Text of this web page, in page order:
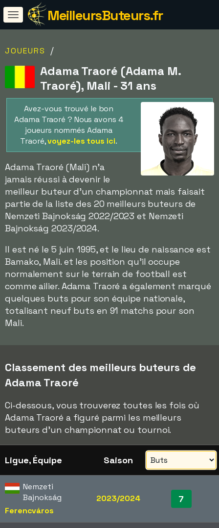
MeilleursButeurs.fr
JOUEURS /
Adama Traoré (Adama M.
Traoré), Mali - 31 ans
Avez-vous trouvé le bon
Adama Traoré ? Nous avons 4
joueurs nommés Adama
Traoré,voyez-les tous ici.
Adama Traoré (Mali) n'a
jamais réussi à devenir le
meilleur buteur d'un championnat mais faisait
partie de la liste des 20 meilleurs buteurs de
Nemzeti Bajnokság 2022/2023 et Nemzeti
Bajnokság 2023/2024.
Il est né le 5 juin 1995, et le lieu de naissance est
Bamako, Mali. et les position qu'il occupe
normalement sur le terrain de football est
comme ailier. Adama Traoré a également marqué
quelques buts pour son équipe nationale,
totalisant neuf buts en 91 matchs pour son
Mali.
Classement des meilleurs buteurs de
Adama Traoré
Ci-dessous, vous trouverez toutes les fois où
Adama Traoré a figuré parmi les meilleurs
buteurs d'un championnat ou tournoi.
Ligue, Équipe Saison
Nemzeti
Bajnokság
Ferencváros
2023/2024 7